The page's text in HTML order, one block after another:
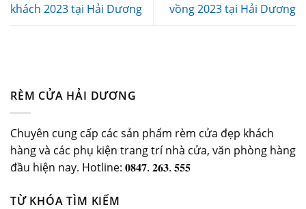
khách 2023 tại Hải Dương
vồng 2023 tại Hải Dương
RÈM CỬA HẢI DƯƠNG
Chuyên cung cấp các sản phẩm rèm cửa đẹp khách
hàng và các phụ kiện trang trí nhà cửa, văn phòng hàng
đầu hiện nay. Hotline: 𝟎𝟖𝟒𝟕. 𝟐𝟔𝟑. 𝟓𝟓𝟓
TỪ KHÓA TÌM KIẾM